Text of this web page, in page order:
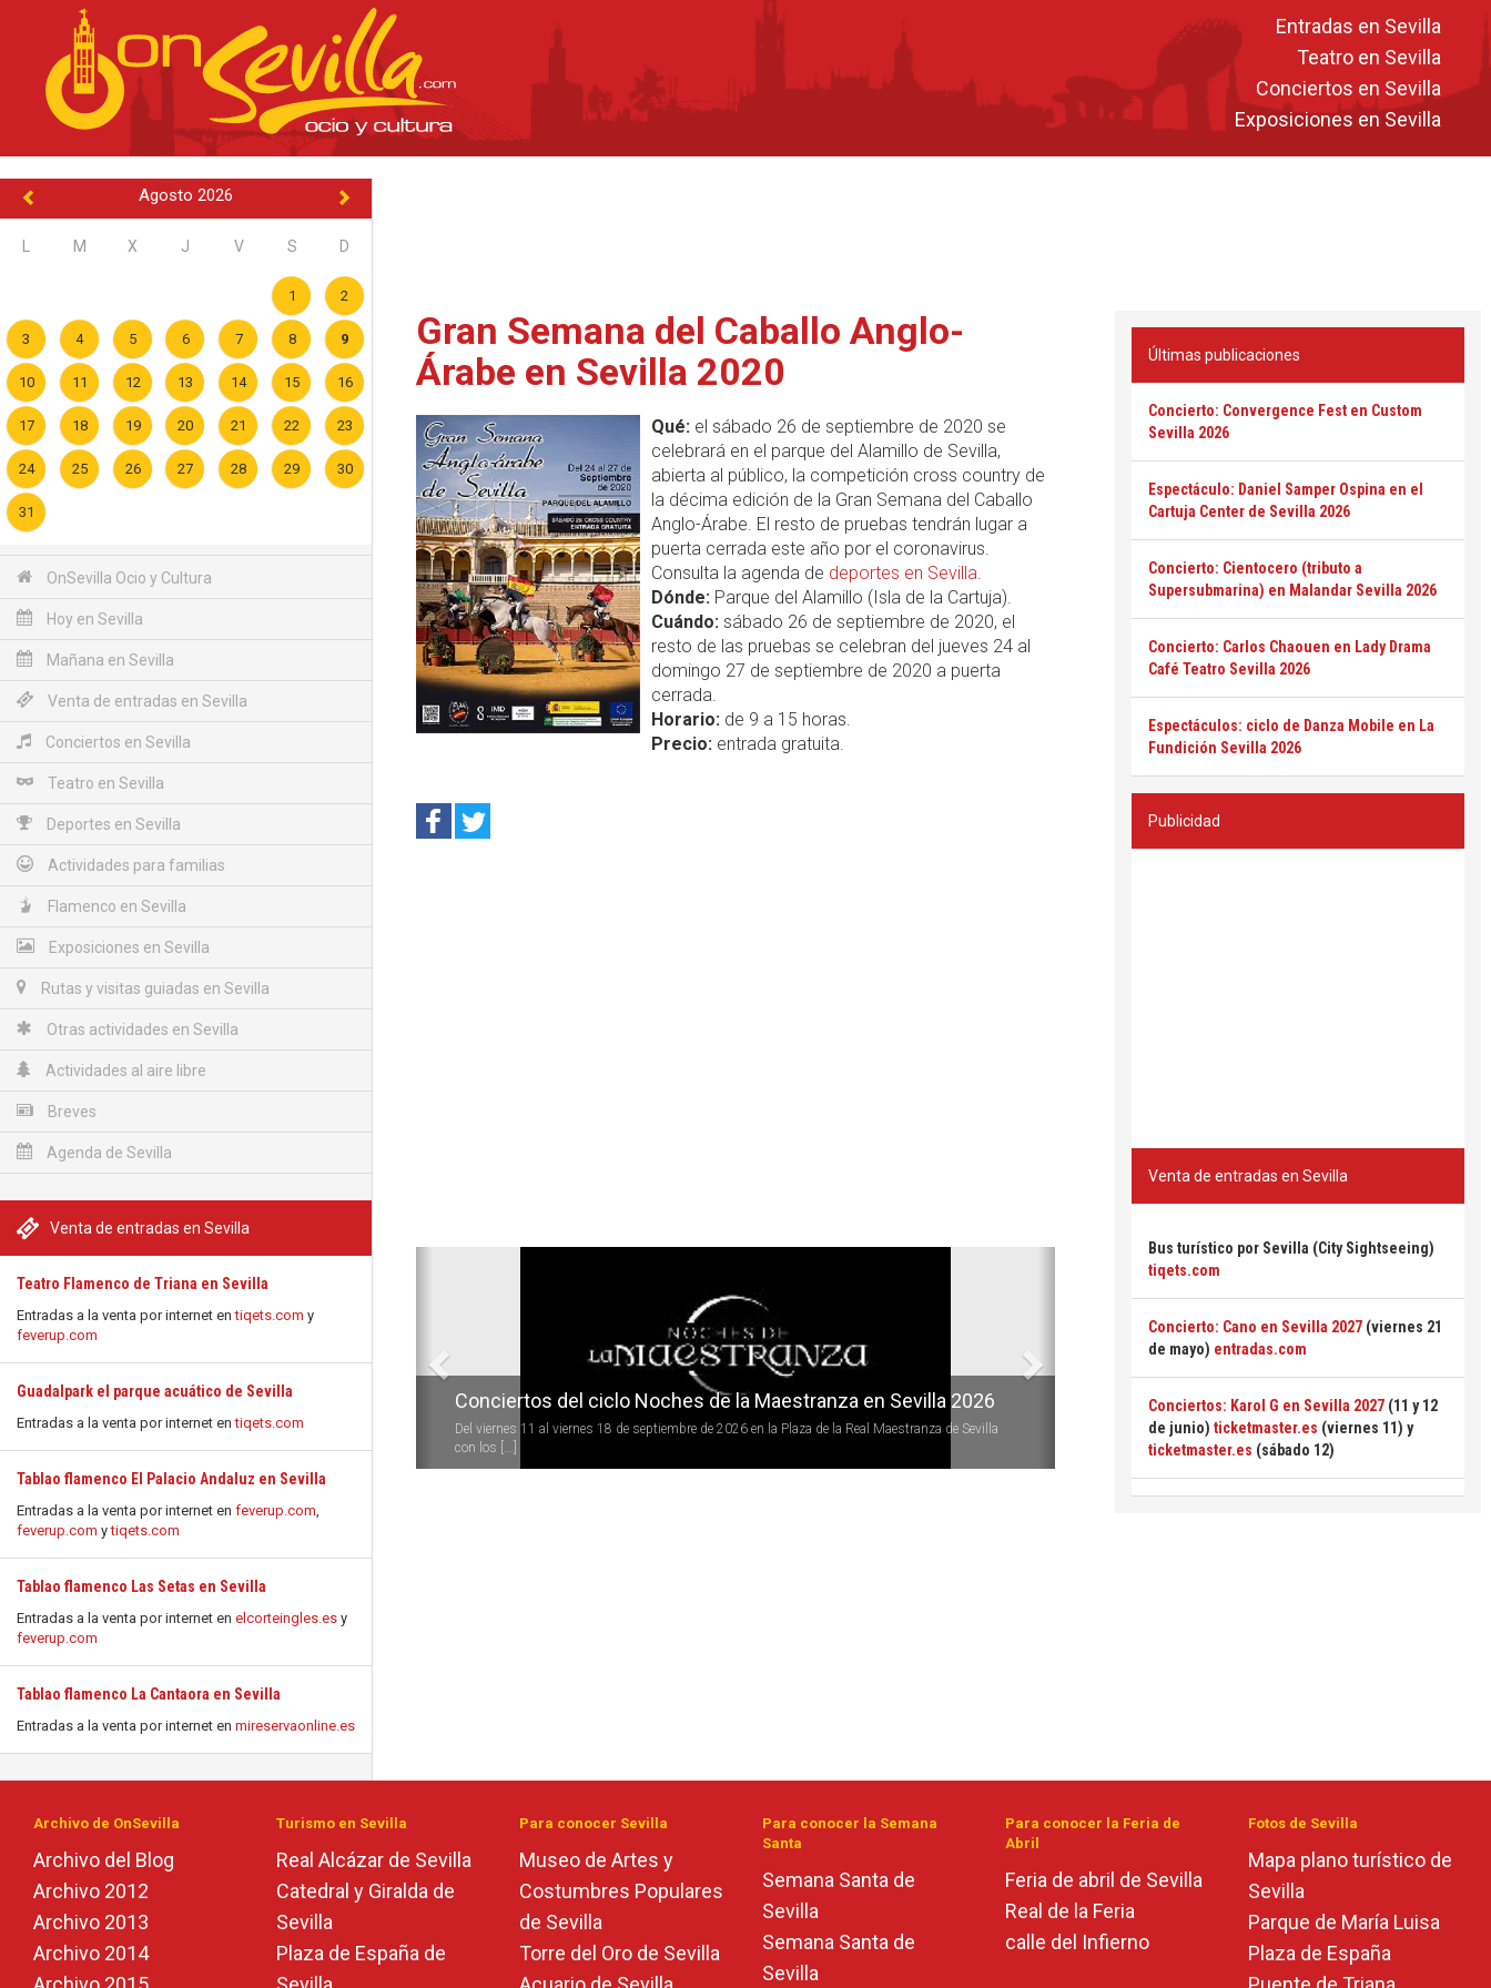
Entradas en Sevilla
Teatro en Sevilla
Conciertos en Sevilla
Exposiciones en Sevilla
Agosto 2026
M X J V S D
1 2
3 4 5 6 7 8 9
10 11 12 13 14 15 16
17 18 19 20 21 22 23
24 25 26 27 28 29 30
31
OnSevilla Ocio y Cultura
Hoy en Sevilla
Mañana en Sevilla
Venta de entradas en Sevilla
Conciertos en Sevilla
Teatro en Sevilla
Deportes en Sevilla
Actividades para familias
Flamenco en Sevilla
Exposiciones en Sevilla
Rutas y visitas guiadas en Sevilla
Otras actividades en Sevilla
Actividades al aire libre
Breves
Agenda de Sevilla
Venta de entradas en Sevilla
Teatro Flamenco de Triana en Sevilla
Entradas a la venta por internet entiqets.com y
feverup.com
Guadalpark el parque acuático de Sevilla
Entradas a la venta por internet entiqets.com
Tablao flamenco El Palacio Andaluz en Sevilla
Entradas a la venta por internet en feverup.com,
feverup.com ytiqets.com
Tablao flamenco Las Setas en Sevilla
Entradas a la venta por internet en elcorteingles.es y
feverup.com
Tablao flamenco La Cantaora en Sevilla
Entradas a la venta por internet en mireservaonline.es
Gran Semana del Caballo Anglo-
Árabe en Sevilla 2020
Qué:el sábado 26 de septiembre de 2020 se
celebrará en el parque del Alamillo de Sevilla,
abierta al público, la competición cross country de
la décima edición de la Gran Semana del Caballo
Anglo-Árabe. El resto de pruebas tendrán lugar a
puerta cerrada este año por el coronavirus.
Consulta la agenda de deportes en Sevilla.
Dónde:Parque del Alamillo (Isla de la Cartuja).
Cuándo:sábado 26 de septiembre de 2020, el
resto de las pruebas se celebran del jueves 24 al
domingo 27 de septiembre de 2020 a puerta
cerrada.
Horario:de 9 a 15 horas.
Precio:entrada gratuita.
Conciertos del ciclo Noches de la Maestranza en Sevilla 2026
Del viernes 11 al viernes 18 de septiembre de 2026 en la Plaza de la Real Maestranza de Sevilla
con los [...]
Últimas publicaciones
Concierto: Convergence Fest en Custom
Sevilla 2026
Espectáculo: Daniel Samper Ospina en el
Cartuja Center de Sevilla 2026
Concierto: Cientocero (tributo a
Supersubmarina) en Malandar Sevilla 2026
Concierto: Carlos Chaouen en Lady Drama
Café Teatro Sevilla 2026
Espectáculos: ciclo de Danza Mobile en La
Fundición Sevilla 2026
Publicidad
Venta de entradas en Sevilla
Bus turístico por Sevilla (City Sightseeing)
tiqets.com
Concierto: Cano en Sevilla 2027 (viernes 21
de mayo) entradas.com
Conciertos: Karol G en Sevilla 2027 (11 y 12
de junio) ticketmaster.es (viernes 11) y
ticketmaster.es (sábado 12)
Archivo de OnSevilla
Archivo del Blog
Archivo 2012
Archivo 2013
Archivo 2014
Turismo en Sevilla
Real Alcázar de Sevilla
Catedral y Giralda de
Sevilla
Plaza de España de
Para conocer Sevilla
Museo de Artes y
Costumbres Populares
de Sevilla
Torre del Oro de Sevilla
Para conocer la Semana
Santa
Semana Santa de
Sevilla
Semana Santa de
Sevilla
Para conocer la Feria de
Abril
Feria de abril de Sevilla
Real de la Feria
calle del Infierno
Fotos de Sevilla
Mapa plano turístico de
Sevilla
Parque de María Luisa
Plaza de España